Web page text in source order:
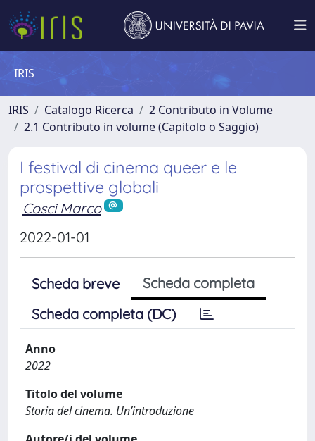
IRIS
IRIS Catalogo Ricerca
2 Contributo in Volume
2.1 Contributo in volume (Capitolo o Saggio)
I festival di cinema queer e le
prospettive globali
Cosci Marco
2022-01-01
Scheda breve
Scheda completa
Scheda completa (DC)
Anno
2022
Titolo del volume
Storia del cinema. Un’introduzione